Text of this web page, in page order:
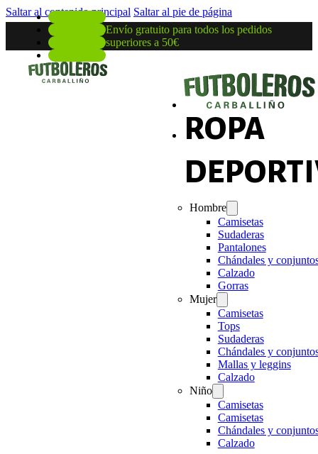
Saltar al contenido principal Saltar al pie de página
Envío gratuito para todos los pedidos
superiores a 50€
ROPA
Hombre
Camisetas
Sudaderas
Pantalones
Chándales y
Calzado
Gorras
Mujer
Camisetas
Tops
Sudaderas
Chándales y
Mallas y leggins
Calzado
Niño
Camisetas
Camisetas
Chándales y
Calzado